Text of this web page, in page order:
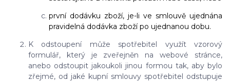
první dodávku zboží, je-li ve smlouvě ujednána
pravidelná dodávka zboží po ujednanou dobu.
K odstoupení může spotřebitel využít vzorový
formulář, který je zveřejněn na webové stránce,
anebo odstoupit jakoukoli jinou formou tak, aby bylo
zřejmé, od jaké kupní smlouvy spotřebitel odstupuje